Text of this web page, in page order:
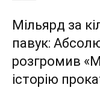
Мільярд за
павук:
розгромив
історію